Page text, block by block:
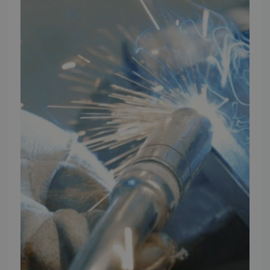
Vores brands
09:00 - 16:00
09:00 - 15:30
Lukket
FØLG TMP
Youtube
Instagram